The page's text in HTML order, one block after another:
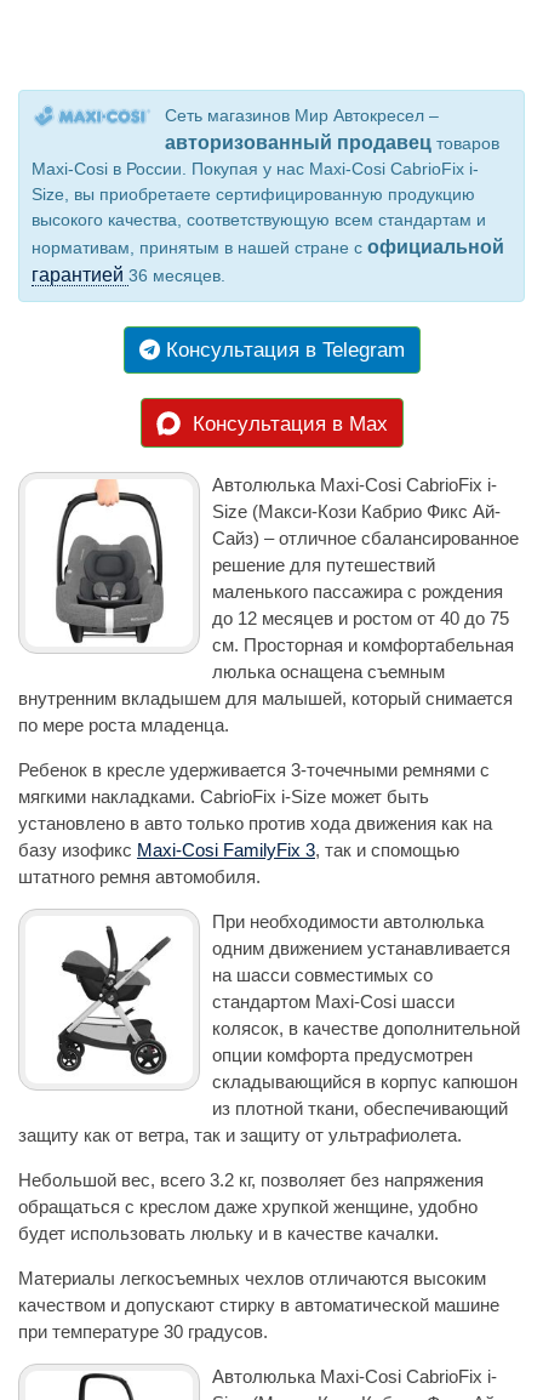
Сеть магазинов Мир Автокресел –
авторизованный продавец товаров
Maxi-Cosi в России. Покупая у нас Maxi-Cosi CabrioFix i-
Size, вы приобретаете сертифицированную продукцию
высокого качества, соответствующую всем стандартам и
нормативам, принятым в нашей стране с официальной
гарантией 36 месяцев.
Консультация в Telegram
Консультация в Max
Автолюлька Maxi-Cosi CabrioFix i-
Size (Макси-Кози Кабрио Фикс Ай-
Сайз) – отличное сбалансированное
решение для путешествий
маленького пассажира с рождения
до 12 месяцев и ростом от 40 до 75
см. Просторная и комфортабельная
люлька оснащена съемным
внутренним вкладышем для малышей, который снимается
по мере роста младенца.
Ребенок в кресле удерживается 3-точечными ремнями с
мягкими накладками. CabrioFix i-Size может быть
установлено в авто только против хода движения как на
базу изофикс Maxi-Cosi FamilyFix 3, так и спомощью
штатного ремня автомобиля.
При необходимости автолюлька
одним движением устанавливается
на шасси совместимых со
стандартом Maxi-Cosi шасси
колясок, в качестве дополнительной
опции комфорта предусмотрен
складывающийся в корпус капюшон
из плотной ткани, обеспечивающий
защиту как от ветра, так и защиту от ультрафиолета.
Небольшой вес, всего 3.2 кг, позволяет без напряжения
обращаться с креслом даже хрупкой женщине, удобно
будет использовать люльку и в качестве качалки.
Материалы легкосъемных чехлов отличаются высоким
качеством и допускают стирку в автоматической машине
при температуре 30 градусов.
Автолюлька Maxi-Cosi CabrioFix i-